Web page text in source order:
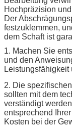
Hochpräzision
Der
festzuklemmen,
dem Schaft ist
1. Machen Sie
und den
2. Die
sollten mit dem
verständigt
entsprechend
Kosten bei der